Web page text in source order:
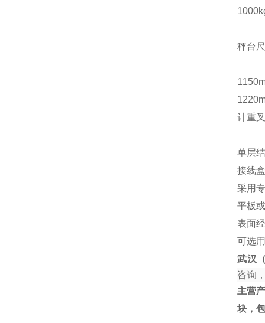
秤台
计重
单层
接线
采用
平板
表面
可选
武汉
咨询
主营
块，